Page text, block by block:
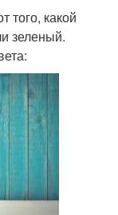
того, какой
зеленый.